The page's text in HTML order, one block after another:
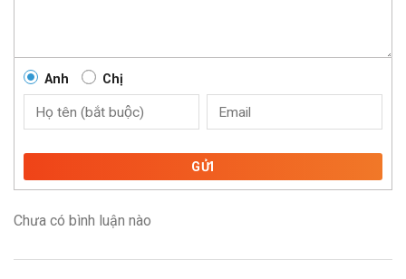
Anh Chị
GỬI
Chưa có bình luận nào